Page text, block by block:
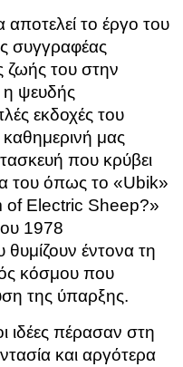
το έργο του
συγγραφέας
ζωής του στην
ψευδής
εκδοχές του
μας
που κρύβει
του όπως το «Ubik»
of Electric Sheep?»
1978
θυμίζουν έντονα τη
κόσμου που
της ύπαρξης.
ιδέες πέρασαν στη
και αργότερα